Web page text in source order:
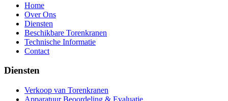
Home
Over Ons
Diensten
Beschikbare Torenkranen
Technische Informatie
Contact
Diensten
Verkoop van Torenkranen
Apparatuur Beoordeling & Evaluatie